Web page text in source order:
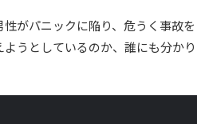
がパニックに陥り、危うく事故を
うとしているのか、誰にも分かり